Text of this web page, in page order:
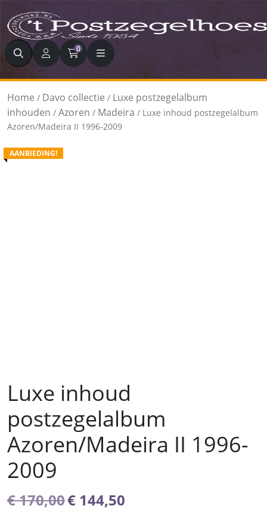
Zoeken 0
Home / Davo collectie / Luxe postzegelalbum
inhouden / Azoren / Madeira / Luxe inhoud postzegelalbum
Azoren/Madeira II 1996-2009
AANBIEDING!
Luxe inhoud
postzegelalbum
Azoren/Madeira II 1996-
2009
€170,00Oorspronkelijke
€ 144,50